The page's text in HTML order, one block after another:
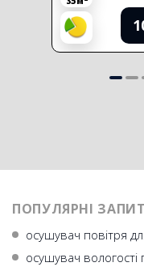
ПОПУЛЯРНІ
осушувач повітря
осушувач вологості